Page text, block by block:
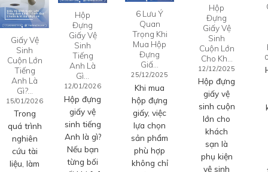
Giấy Vệ
Sinh
Cuộn Lớn
Tiếng
Anh Là
Gì?…
15/01/2026
Trong
quá trình
nghiên
cứu tài
liệu, làm
Hộp
Đựng
Giấy Vệ
Sinh
Tiếng
Anh Là
Gì…
12/01/2026
Hộp đựng
giấy vệ
sinh tiếng
Anh là gì?
Nếu bạn
từng bối
6 Lưu Ý
Quan
Trọng Khi
Mua Hộp
Đựng
Giấ…
25/12/2025
Khi mua
hộp đựng
giấy, việc
lựa chọn
sản phẩm
phù hợp
không chỉ
Hộp
Đựng
Giấy Vệ
Sinh
Cuộn Lớn
Cho Kh…
12/12/2025
Hộp đựng
giấy vệ
sinh cuộn
lớn cho
khách
sạn là
phụ kiện
vệ sinh